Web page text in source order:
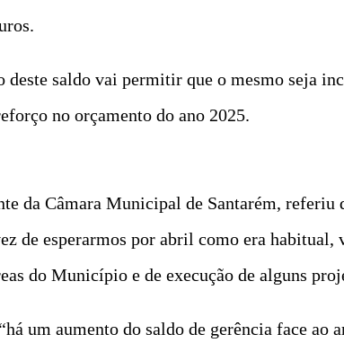
saldo vai permitir que o mesmo seja
no orçamento do ano 2025.
da Câmara Municipal de Santarém, referiu
de esperarmos por abril como era
do Município e de execução de alguns
um aumento do saldo de gerência face